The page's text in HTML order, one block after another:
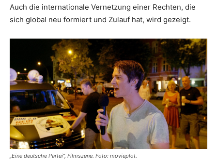
Auch die internationale Vernetzung einer Rechten, die
sich global neu formiert und Zulauf hat, wird gezeigt.
„Eine deutsche Partei“, Filmszene. Foto: movieplot.